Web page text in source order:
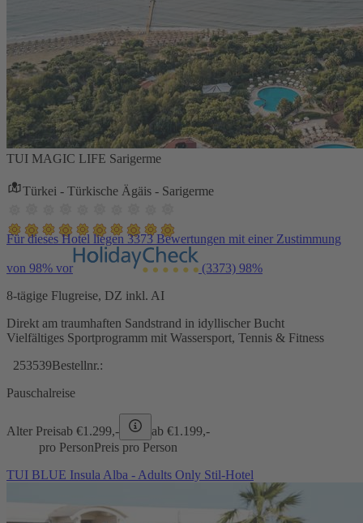
TUI MAGIC LIFE Sarigerme
Türkei - Türkische Ägäis - Sarigerme
Für dieses Hotel liegen 3373 Bewertungen mit einer Zustimmung
von 98% vor (3373) 98%
8-tägige Flugreise, DZ inkl. AI
Direkt am traumhaften Sandstrand in idyllischer Bucht
Vielfältiges Sportprogramm mit Wassersport, Tennis & Fitness
253539Bestellnr.:
Pauschalreise
Alter Preisab €1.299,- ab €1.199,-
pro PersonPreis pro Person
TUI BLUE Insula Alba - Adults Only Stil-Hotel